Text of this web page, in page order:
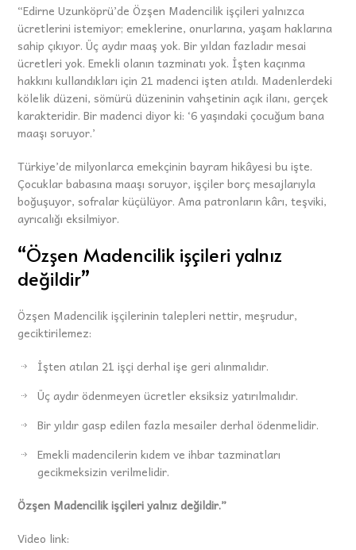
“Edirne Uzunköprü’de Özşen Madencilik işçileri yalnızca
ücretlerini istemiyor; emeklerine, onurlarına, yaşam haklarına
sahip çıkıyor. Üç aydır maaş yok. Bir yıldan fazladır mesai
ücretleri yok. Emekli olanın tazminatı yok. İşten kaçınma
hakkını kullandıkları için 21 madenci işten atıldı. Madenlerdeki
kölelik düzeni, sömürü düzeninin vahşetinin açık ilanı, gerçek
karakteridir. Bir madenci diyor ki: ‘6 yaşındaki çocuğum bana
maaşı soruyor.’
Türkiye’de milyonlarca emekçinin bayram hikâyesi bu işte.
Çocuklar babasına maaşı soruyor, işçiler borç mesajlarıyla
boğuşuyor, sofralar küçülüyor. Ama patronların kârı, teşviki,
ayrıcalığı eksilmiyor.
“Özşen Madencilik işçileri yalnız
değildir”
Özşen Madencilik işçilerinin talepleri nettir, meşrudur,
geciktirilemez:
İşten atılan 21 işçi derhal işe geri alınmalıdır.
Üç aydır ödenmeyen ücretler eksiksiz yatırılmalıdır.
Bir yıldır gasp edilen fazla mesailer derhal ödenmelidir.
Emekli madencilerin kıdem ve ihbar tazminatları
gecikmeksizin verilmelidir.
Özşen Madencilik işçileri yalnız değildir.”
Video link: